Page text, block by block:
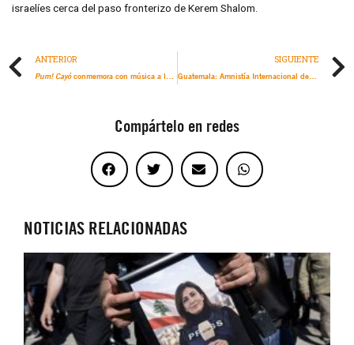
israelíes cerca del paso fronterizo de Kerem Shalom.
ANTERIOR
Pum! Cayóconmemora con música a las víctimas de represión policial de protestas en Colombia
SIGUIENTE
Guatemala: Amnistía Internacional denuncia nuevo retraso injustificado en el juicio contra presa de conciencia Virginia Laparra
Compártelo en redes
NOTICIAS RELACIONADAS